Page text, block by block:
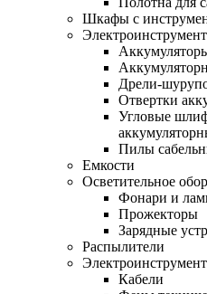
Шкафы с
Дрели-
Отвертки
Угловые
Пилы
Емкости
Осветительное
Фонари и
Прожекторы
Зарядные
Распылители
Кабели